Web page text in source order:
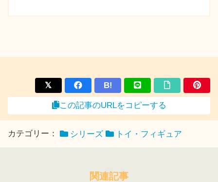
B!
この記事のURLをコピーする
カテゴリー： シリーズ トイ・フィギュア
関連記事